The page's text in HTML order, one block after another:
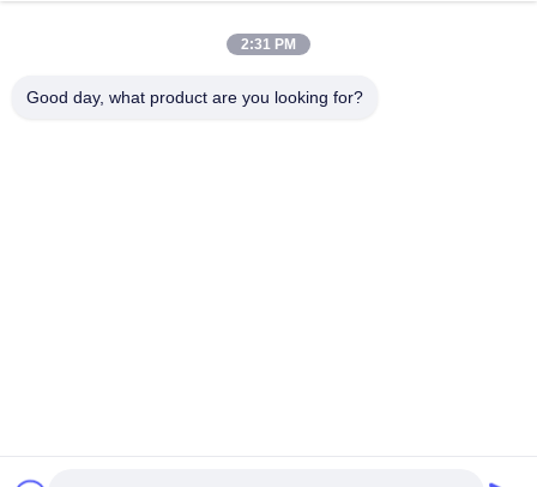
Wirtschaftsentwicklungszone, Stadt Chengdu, Sichuan, PR
2:31 PM
Good day, what product are you looking for?